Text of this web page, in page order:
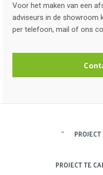
Voor het maken van een
adviseurs in de showroom
per telefoon, mail of ons
PROJECT TE